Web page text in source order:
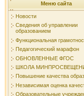
Меню сайта
Новости
Сведения об управлении
образованием
Функциональная
Педагогический марафон
ОБНОВЛЕННЫЕ ФГОС
ШКОЛА
Повышение качества
Независимая оценка
Образовательные